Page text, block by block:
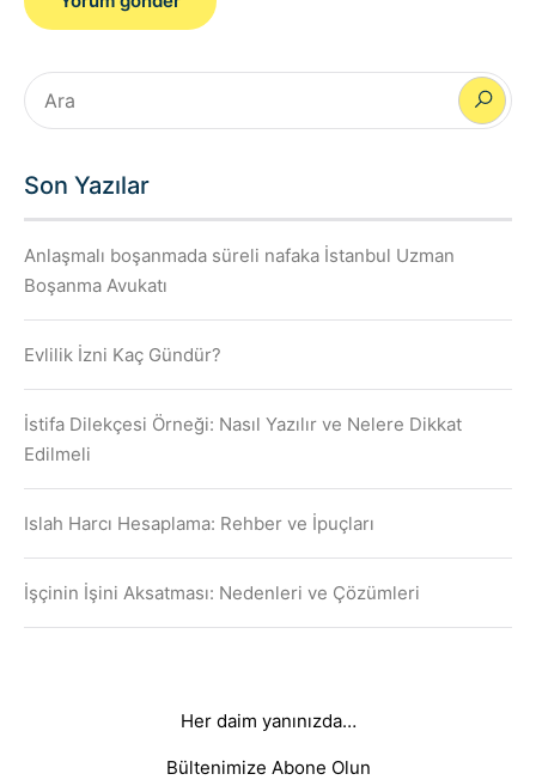
Son Yazılar
Anlaşmalı boşanmada süreli nafaka İstanbul Uzman
Boşanma Avukatı
Evlilik İzni Kaç Gündür?
İstifa Dilekçesi Örneği: Nasıl Yazılır ve Nelere Dikkat
Edilmeli
Islah Harcı Hesaplama: Rehber ve İpuçları
İşçinin İşini Aksatması: Nedenleri ve Çözümleri
Her daim yanınızda…
Bültenimize Abone Olun